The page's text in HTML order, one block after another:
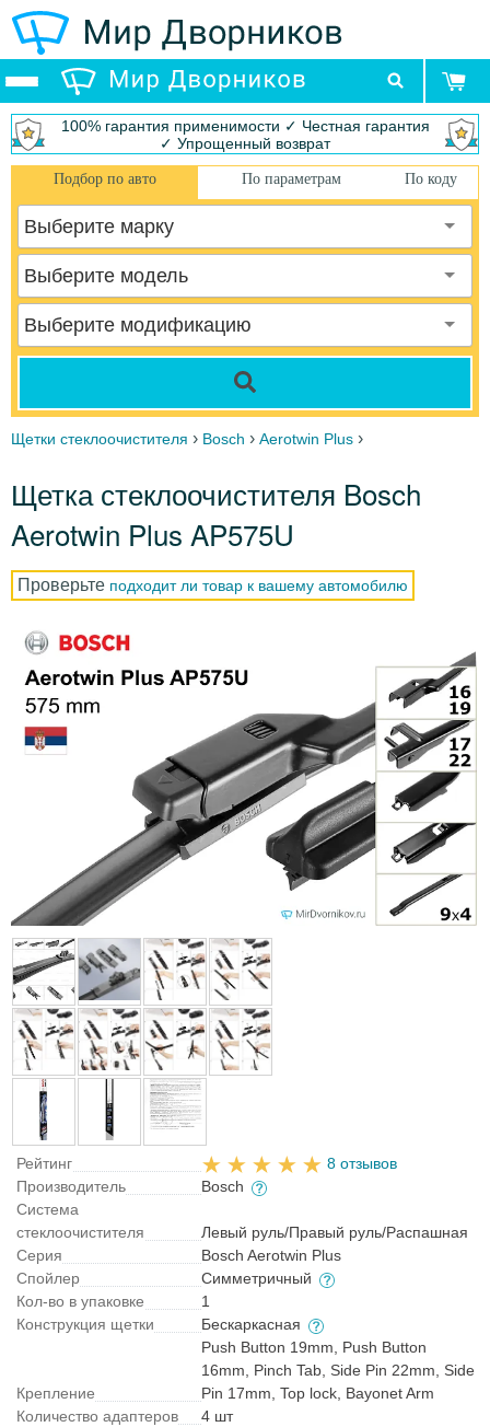
100% гарантия применимости ✓ Честная гарантия
✓ Упрощенный возврат
Подбор по авто По параметрам По коду
Выберите марку
Выберите модель
Выберите модификацию
Щетки стеклоочистителя › Bosch › Aerotwin Plus ›
Щетка стеклоочистителя Bosch
Aerotwin Plus AP575U
Проверьте подходит ли товар к вашему автомобилю
Рейтинг
8 отзывов
Производитель
Bosch
Система
стеклоочистителя
Левый руль/Правый руль/Распашная
Серия
Bosch Aerotwin Plus
Спойлер
Симметричный
Кол-во в упаковке
1
Конструкция щетки
Бескаркасная
Крепление
Push Button 19mm, Push Button
16mm, Pinch Tab, Side Pin 22mm, Side
Pin 17mm, Top lock, Bayonet Arm
Количество адаптеров
4 шт